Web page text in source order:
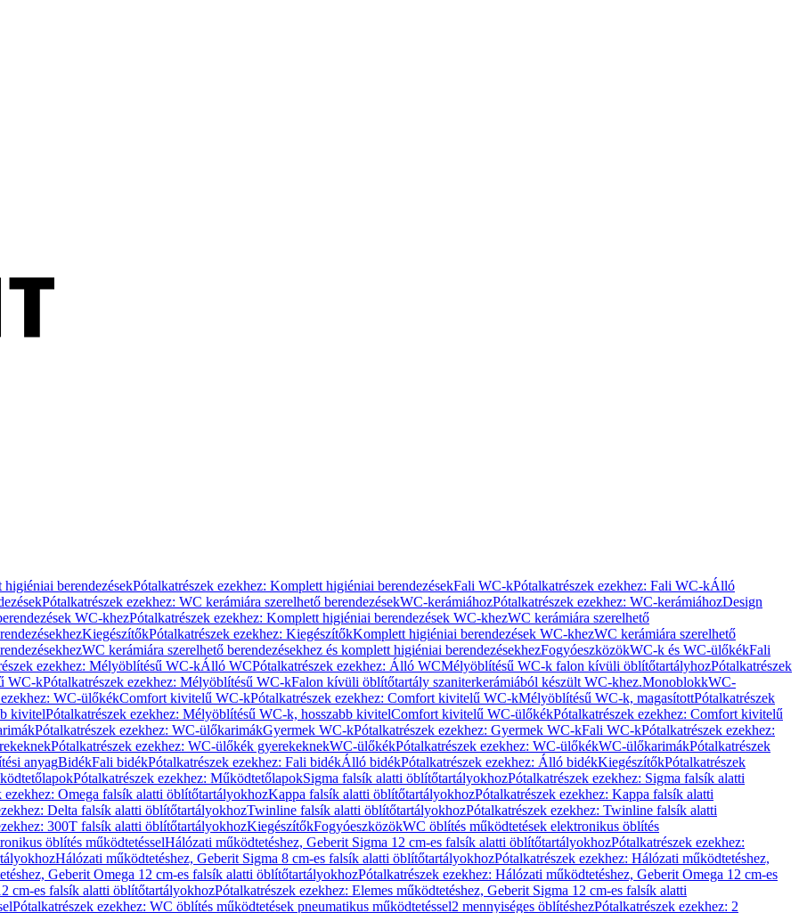
berendezésekPótalkatrészek ezekhez: Komplett higiéniai berendezésekFali WC-kPótalkatrészek ezekhez: Fali WC-kÁlló
Pótalkatrészek ezekhez: WC kerámiára szerelhető berendezésekWC-kerámiáhozPótalkatrészek ezekhez: WC-kerámiáhozDesign
WC-khezPótalkatrészek ezekhez: Komplett higiéniai berendezések WC-khezWC kerámiára szerelhető
KiegészítőkPótalkatrészek ezekhez: KiegészítőkKomplett higiéniai berendezések WC-khezWC kerámiára szerelhető
WC kerámiára szerelhető berendezésekhez és komplett higiéniai berendezésekhezFogyóeszközökWC-k és WC-ülőkékFali
ezekhez: Mélyöblítésű WC-kÁlló WCPótalkatrészek ezekhez: Álló WCMélyöblítésű WC-k falon kívüli öblítőtartályhozPótalkatrészek
WC-kPótalkatrészek ezekhez: Mélyöblítésű WC-kFalon kívüli öblítőtartály szaniterkerámiából készült WC-khez.MonoblokkWC-
WC-ülőkékComfort kivitelű WC-kPótalkatrészek ezekhez: Comfort kivitelű WC-kMélyöblítésű WC-k, magasítottPótalkatrészek
kivitelPótalkatrészek ezekhez: Mélyöblítésű WC-k, hosszabb kivitelComfort kivitelű WC-ülőkékPótalkatrészek ezekhez: Comfort kivitelű
Pótalkatrészek ezekhez: WC-ülőkarimákGyermek WC-kPótalkatrészek ezekhez: Gyermek WC-kFali WC-kPótalkatrészek ezekhez:
Pótalkatrészek ezekhez: WC-ülőkék gyerekeknekWC-ülőkékPótalkatrészek ezekhez: WC-ülőkékWC-ülőkarimákPótalkatrészek
anyagBidékFali bidékPótalkatrészek ezekhez: Fali bidékÁlló bidékPótalkatrészek ezekhez: Álló bidékKiegészítőkPótalkatrészek
Pótalkatrészek ezekhez: MűködtetőlapokSigma falsík alatti öblítőtartályokhozPótalkatrészek ezekhez: Sigma falsík alatti
ezekhez: Omega falsík alatti öblítőtartályokhozKappa falsík alatti öblítőtartályokhozPótalkatrészek ezekhez: Kappa falsík alatti
Delta falsík alatti öblítőtartályokhozTwinline falsík alatti öblítőtartályokhozPótalkatrészek ezekhez: Twinline falsík alatti
300T falsík alatti öblítőtartályokhozKiegészítőkFogyóeszközökWC öblítés működtetések elektronikus öblítés
öblítés működtetésselHálózati működtetéshez, Geberit Sigma 12 cm-es falsík alatti öblítőtartályokhozPótalkatrészek ezekhez:
Hálózati működtetéshez, Geberit Sigma 8 cm-es falsík alatti öblítőtartályokhozPótalkatrészek ezekhez: Hálózati működtetéshez,
Geberit Omega 12 cm-es falsík alatti öblítőtartályokhozPótalkatrészek ezekhez: Hálózati működtetéshez, Geberit Omega 12 cm-es
cm-es falsík alatti öblítőtartályokhozPótalkatrészek ezekhez: Elemes működtetéshez, Geberit Sigma 12 cm-es falsík alatti
Pótalkatrészek ezekhez: WC öblítés működtetések pneumatikus működtetéssel2 mennyiséges öblítéshezPótalkatrészek ezekhez: 2